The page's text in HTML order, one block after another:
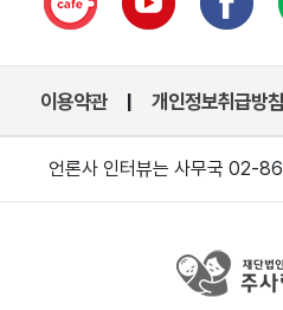
이용약관| 개인정보취급방침
언론사 인터뷰는 사무국 02-